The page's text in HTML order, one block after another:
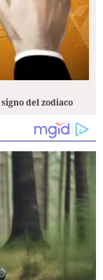
del zodiaco